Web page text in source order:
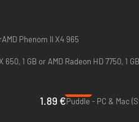
:Magbot est trop lourd
répulsion magnétique pour vous
Phenom II X4 965
650, 1 GB or AMD Radeon HD 7750, 1 GB
1.89 €Puddle - PC & Mac